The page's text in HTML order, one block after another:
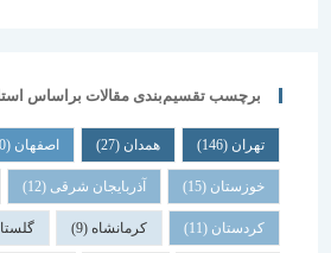
برچسب تقسیم‌بندی مقالات براساس استان
تهران(146) همدان(27) اصفهان(20)
خوزستان(15) آذربایجان شرقی (12)
کردستان(11) کرمانشاه(9) گلستان(9)